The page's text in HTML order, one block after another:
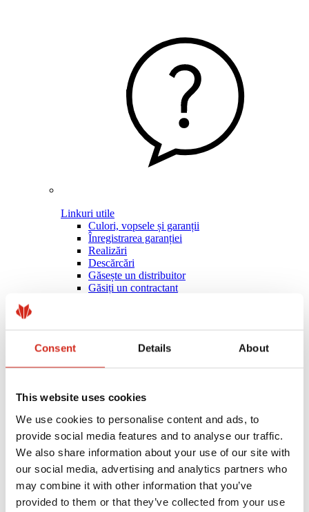
Consent Details About
This website uses cookies
We use cookies to personalise content and ads, to
provide social media features and to analyse our traffic.
We also share information about your use of our site with
our social media, advertising and analytics partners who
may combine it with other information that you’ve
provided to them or that they’ve collected from your use
Linkuri utile
Culori, vopsele și garanții
Înregistrarea garanției
Realizări
Descărcări
Găsește un distribuitor
Găsiți un contractant